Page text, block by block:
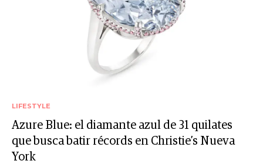
LIFESTYLE
Azure Blue: el diamante azul de 31 quilates
que busca batir récords en Christie’s Nueva
York